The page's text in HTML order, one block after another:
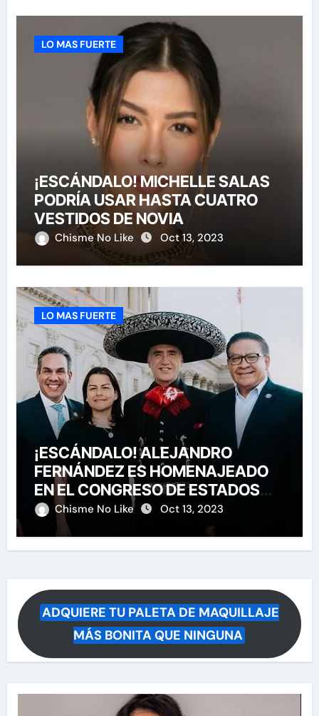
LO MAS FUERTE
¡ESCÁNDALO! MICHELLE SALAS
PODRÍA USAR HASTA CUATRO
VESTIDOS DE NOVIA
Chisme No Like Oct 13, 2023
LO MAS FUERTE
¡ESCÁNDALO! ALEJANDRO
FERNÁNDEZ ES HOMENAJEADO
EN EL CONGRESO DE ESTADOS
UNIDOS
Chisme No Like Oct 13, 2023
ADQUIERE TU PALETA DE MAQUILLAJE
MÁS BONITA QUE NINGUNA